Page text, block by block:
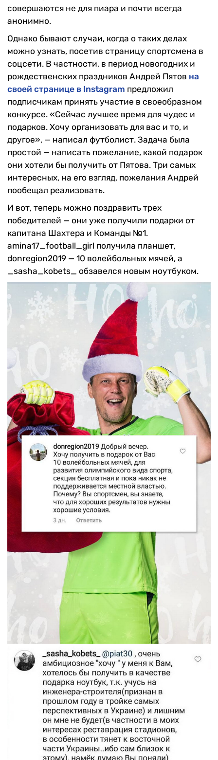
совершаются не для пиара и почти всегда
анонимно.
Однако бывают случаи, когда о таких делах
можно узнать, посетив страницу спортсмена в
соцсети. В частности, в период новогодних и
рождественских праздников Андрей Пятов на
своей странице в Instagram предложил
подписчикам принять участие в своеобразном
конкурсе. «Сейчас лучшее время для чудес и
подарков. Хочу организовать для вас и то, и
другое», — написал футболист. Задача была
простой — написать пожелание, какой подарок
они хотели бы получить от Пятова. Три самых
интересных, на его взгляд, пожелания Андрей
пообещал реализовать.
И вот, теперь можно поздравить трех
победителей — они уже получили подарки от
капитана Шахтера и Команды №1.
amina17_football_girl получила планшет,
donregion2019 — 10 волейбольных мячей, а
_sasha_kobets_ обзавелся новым ноутбуком.